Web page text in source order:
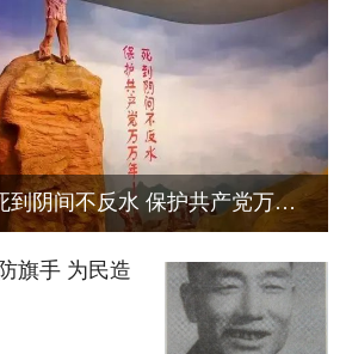
到阴间不反水 保护共产党万万
旗手 为民造